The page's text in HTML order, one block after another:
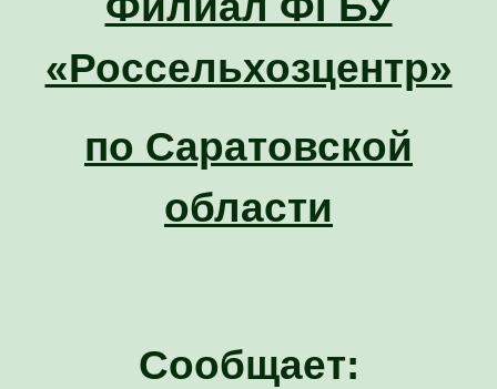
«Россельхозцентр»
по Саратовской
области
Сообщает: